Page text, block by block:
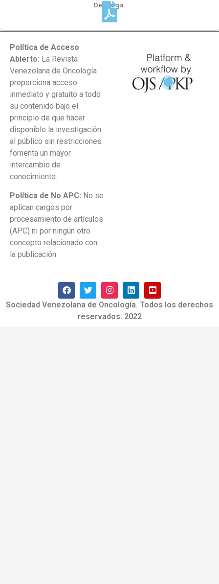
Descarga:
Política de Acceso
Abierto: La Revista
Venezolana de Oncología
proporciona acceso
inmediato y gratuito a todo
su contenido bajo el
principio de que hacer
disponible la investigación
al público sin restricciones
fomenta un mayor
intercambio de
conocimiento.
Política de No APC: No se
aplican cargos por
procesamiento de artículos
(APC) ni por ningún otro
concepto relacionado con
la publicación.
Sociedad Venezolana de Oncología. Todos los derechos
reservados. 2022